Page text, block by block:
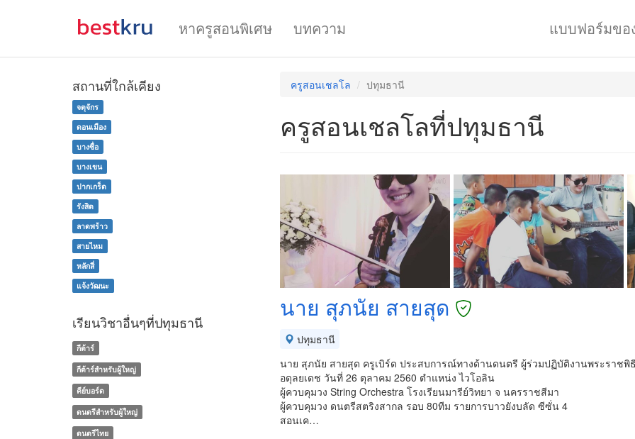
หาครูสอนพิเศษ บทความ แบบฟอร์มข
ครูสอนเชลโล ปทุมธานี
ครูสอนเชลโลที่ปทุมธานี
นาย สุภนัย สายสุด
ปทุมธานี
นาย สุภนัย สายสุด ครูเบิร์ด ประสบการณ์ทางด้านดนตรี ผู้ร่วมปฏิบัติงานพระราชพิ
อดุลยเดช วันที่ 26 ตุลาคม 2560 ตำแหน่ง ไวโอลิน
ผู้ควบคุมวง String Orchestra โรงเรียนมารีย์วิทยา จ นครราชสีมา
ผู้ควบคุมวง ดนตรีสตริงสากล รอบ 80ทีม รายการบาวยังบลัด ซีซั่น 4
สอนเค…
สถานที่ใกล้เคียง
จตุจักร
ดอนเมือง
บางซื่อ
บางเขน
ปากเกร็ด
รังสิต
ลาดพร้าว
สายไหม
หลักสี่
แจ้งวัฒนะ
เรียนวิชาอื่นๆที่ปทุมธานี
กีต้าร์
กีต้าร์สำหรับผู้ใหญ่
คีย์บอร์ด
ดนตรีสำหรับผู้ใหญ่
ดนตรีไทย